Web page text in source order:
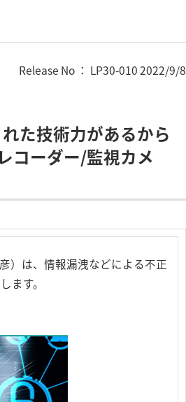
Release No ： LP30-010 2022/9/8
た技術力があるから
コーダー/監視カメ
）は、情報漏洩などによる不正
ます。